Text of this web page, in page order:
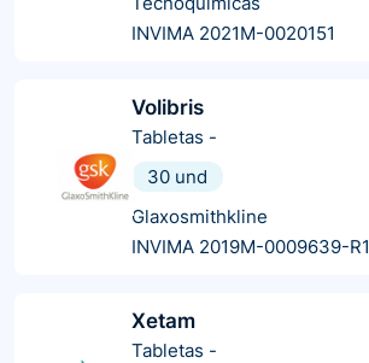
INVIMA 2021M-0020151
Volibris
Tabletas -
30 und
Glaxosmithkline
INVIMA 2019M-0009639-R1
Xetam
Tabletas -